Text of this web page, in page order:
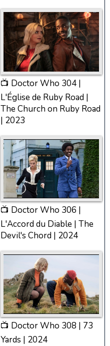
📺 Doctor Who 304 |
L'Église de Ruby Road |
The Church on Ruby Road
| 2023
📺 Doctor Who 306 |
L'Accord du Diable | The
Devil's Chord | 2024
📺 Doctor Who 308 | 73
Yards | 2024